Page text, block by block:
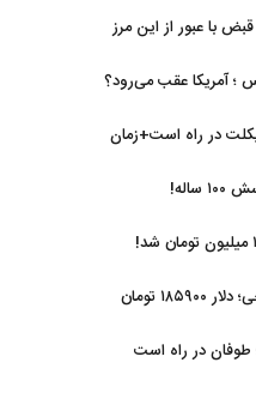
با عبور از این مرز
؛ آمریکا عقب می‌رود؟
در راه است+زمان
تومان
طوفان در راه است